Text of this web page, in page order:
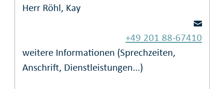
Herr Röhl, Kay
+49 201 88-67410
weitere Informationen (Sprechzeiten,
Anschrift, Dienstleistungen...)